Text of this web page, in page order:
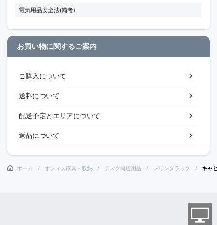
電気用品安全法(備考)
お買い物に関するご案内
ご購入について
送料について
配送予定とエリアについて
返品について
ホーム オフィス家具・収納 デスク周辺用品 プリンタラック キャ